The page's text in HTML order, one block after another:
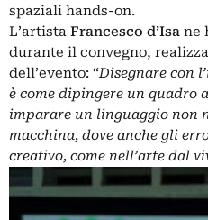
spaziali hands-on.
L’artista Francesco d’Isa ne
durante il convegno,
dell’evento: “Disegnare con
è come dipingere un quadro
imparare un linguaggio non
macchina, dove anche gli
creativo, come nell’arte dal